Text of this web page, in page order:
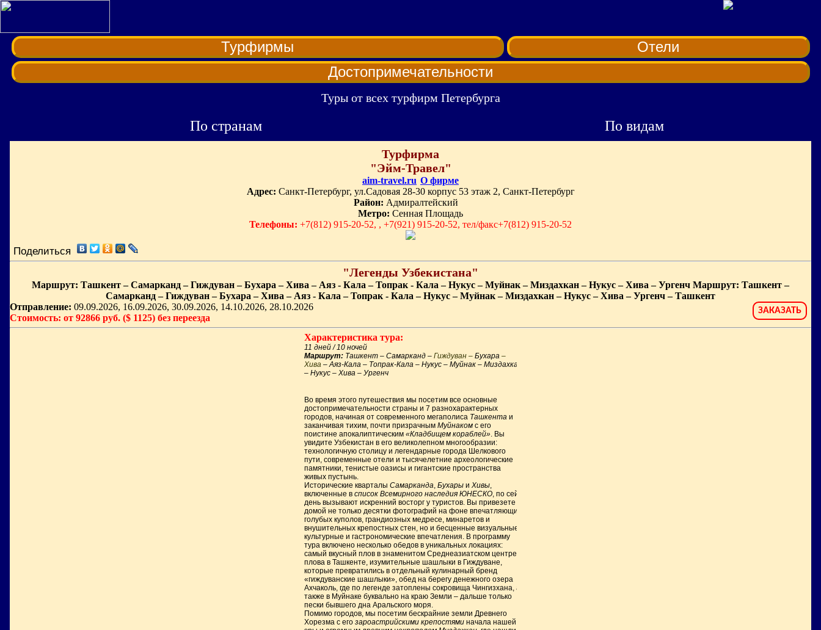
Турфирмы
Отели
Достопримечательности
Туры от всех турфирм Петербурга
По странам По видам
Турфирма
"Эйм-Травел"
aim-travel.ru О фирме
Адрес: Санкт-Петербург, ул.Садовая 28-30 корпус 53 этаж 2, Санкт-Петербург
Район: Адмиралтейский
Метро: Сенная Площадь
Телефоны: +7(812) 915-20-52, , +7(921) 915-20-52, тел/факс+7(812) 915-20-52
Поделиться
"Легенды Узбекистана"
Маршрут: Ташкент – Самарканд – Гиждуван – Бухара – Хива – Аяз - Кала – Топрак - Кала – Нукус – Муйнак – Миздахкан – Нукус – Хива – Ургенч Маршрут: Ташкент –
Самарканд – Гиждуван – Бухара – Хива – Аяз - Кала – Топрак - Кала – Нукус – Муйнак – Миздахкан – Нукус – Хива – Ургенч – Ташкент
ЗАКАЗАТЬ
Отправление: 09.09.2026, 16.09.2026, 30.09.2026, 14.10.2026, 28.10.2026
Стоимость: от 92866 руб. ($ 1125) без переезда
Характеристика тура:
11 дней / 10 ночей
Маршрут: Ташкент – Самарканд – Гиждуван – Бухара –
Хива – Аяз-Кала – Топрак-Кала – Нукус – Муйнак – Миздахкан
– Нукус – Хива – Ургенч
Во время этого путешествия мы посетим все основные
достопримечательности страны и 7 разнохарактерных
городов, начиная от современного мегаполиса Ташкента и
заканчивая тихим, почти призрачным Муйнаком с его
поистине апокалиптическим «Кладбищем кораблей». Вы
увидите Узбекистан в его великолепном многообразии:
технологичную столицу и легендарные города Шелкового
пути, современные отели и тысячелетние археологические
памятники, тенистые оазисы и гигантские пространства
живых пустынь.
Исторические кварталы Самарканда, Бухары и Хивы,
включенные в список Всемирного наследия ЮНЕСКО, по сей
день вызывают искренний восторг у туристов. Вы привезете
домой не только десятки фотографий на фоне впечатляющих
голубых куполов, грандиозных медресе, минаретов и
внушительных крепостных стен, но и бесценные визуальные,
культурные и гастрономические впечатления. В программу
тура включено несколько обедов в уникальных локациях:
самый вкусный плов в знаменитом Среднеазиатском центре
плова в Ташкенте, изумительные шашлыки в Гиждуване,
которые превратились в отдельный кулинарный бренд
«гиждуванские шашлыки», обед на берегу денежного озера
Ахчаколь, где по легенде затоплены сокровища Чингизхана, а
также в Муйнаке буквально на краю Земли – дальше только
пески бывшего дна Аральского моря.
Помимо городов, мы посетим бескрайние земли Древнего
Хорезма с его зароастрийскими крепостями начала нашей